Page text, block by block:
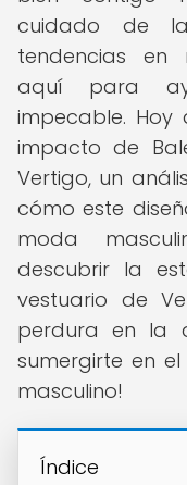
cuidado de
tendencias en
aquí para
impecable. Hoy
impacto de
Vertigo, un
cómo este
moda
descubrir la
vestuario de
perdura en la
sumergirte en
masculino!
Índice